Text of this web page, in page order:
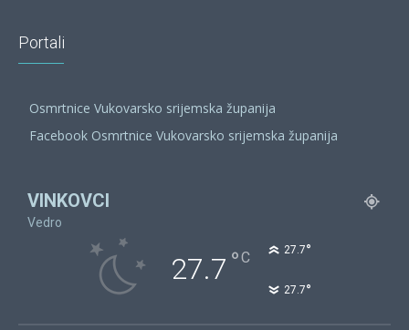
Portali
Osmrtnice Vukovarsko srijemska županija
Facebook Osmrtnice Vukovarsko srijemska županija
VINKOVCI
Vedro
27.7 °C 27.7°
27.7°